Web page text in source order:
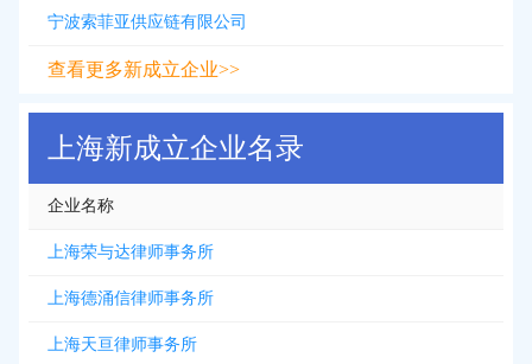
宁波索菲亚供应链有限公司
查看更多新成立企业>>
上海新成立企业名录
企业名称
上海荣与达律师事务所
上海德涌信律师事务所
上海天亘律师事务所